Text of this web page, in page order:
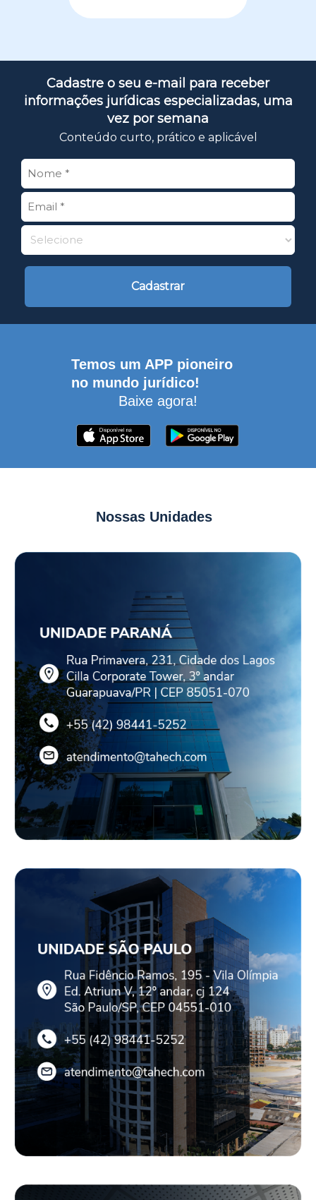
Cadastre o seu e-mail para receber
informações jurídicas especializadas, uma
vez por semana
Conteúdo curto, prático e aplicável
Cadastrar
Temos um APP pioneiro
no mundo jurídico!
Baixe agora!
Nossas Unidades